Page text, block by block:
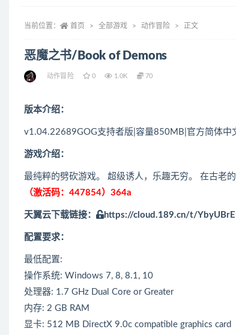
当前位置： 首页 全部游戏 动作冒险 正文
恶魔之书/Book of Demons
动作冒险 0 1.0K 70
版本介绍：
v1.04.22689GOG支持者版|容量850MB|官方简体
游戏介绍：
最纯粹的劈砍游戏。 超级诱人，乐趣无穷。 在古老
（激活码：447854）364a
天翼云下载链接： https://cloud.189.cn/t/
配置要求：
最低配置:
操作系统: Windows 7, 8, 8.1, 10
处理器: 1.7 GHz Dual Core or Greater
内存: 2 GB RAM
显卡: 512 MB DirectX 9.0c compatible graphics card